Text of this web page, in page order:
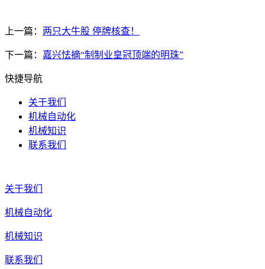
上一篇： 两只大牛股 停牌核查！
下一篇： 嘉兴怯摘“制制业皇冠顶端的明珠”
快捷导航
关于我们
机械自动化
机械知识
联系我们
关于我们
机械自动化
机械知识
联系我们